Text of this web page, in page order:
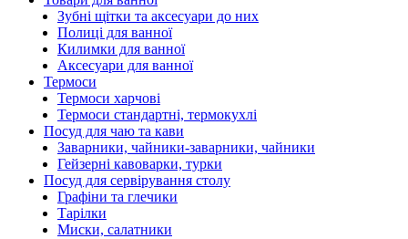
Зубні щітки та аксесуари до них
Полиці для ванної
Килимки для ванної
Аксесуари для ванної
Термоси
Термоси харчові
Термоси стандартні, термокухлі
Посуд для чаю та кави
Заварники, чайники-заварники, чайники
Гейзерні кавоварки, турки
Посуд для сервірування столу
Графіни та глечики
Тарілки
Миски, салатники